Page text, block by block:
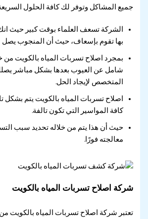
جميع المشاكل وتوفر لك كافة الحلول
الشركة تسعف العلماء بوقت كبير حيث
بها تقوم بإسعاف، حيث أن المنجوب
بمجرد اصلاح تسربات المياه بالكويت من
شامل عن العيوب بعدها بشكل مباشر
المتخصص لإيجاد الحل.
اصلاح تسربات المياه بالكويت يتم بشكل
كافة المواسير التي تكون تالفة.
حيث أن هذا يتم من خلاله تحديد سبب
معالجته فورًا.
شركة اصلاح تسربات المياه بالكويت
تعتبر شركة اصلاح تسربات المياه بالكويت